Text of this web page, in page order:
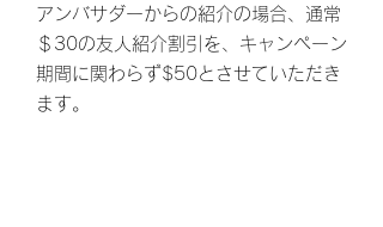
​アンバサダーからの紹介の場合、通常
＄30の友人紹介割引を、キャンペーン
期間に関わらず$50とさせていただき
ます。